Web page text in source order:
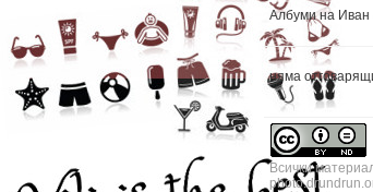
Албуми на Иван
няма
Всички